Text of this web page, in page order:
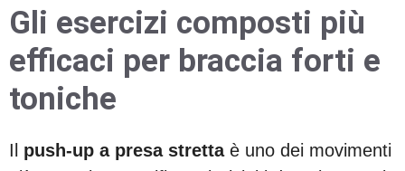
Gli esercizi composti più
efficaci per braccia forti e
toniche
Il push-up a presa strettaè uno dei movimenti